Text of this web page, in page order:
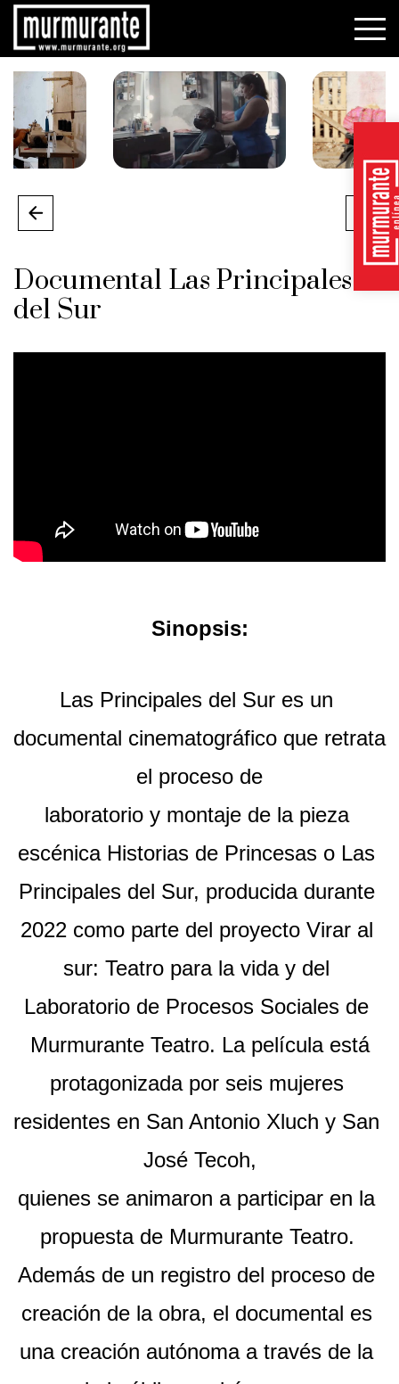
Documental Las Principales
del Sur
Sinopsis:
Las Principales del Sur es un
documental cinematográfico que retrata
el proceso de
laboratorio y montaje de la pieza
escénica Historias de Princesas o Las
Principales del Sur, producida durante
2022 como parte del proyecto Virar al
sur: Teatro para la vida y del
Laboratorio de Procesos Sociales de
Murmurante Teatro. La película está
protagonizada por seis mujeres
residentes en San Antonio Xluch y San
José Tecoh,
quienes se animaron a participar en la
propuesta de Murmurante Teatro.
Además de un registro del proceso de
creación de la obra, el documental es
una creación autónoma a través de la